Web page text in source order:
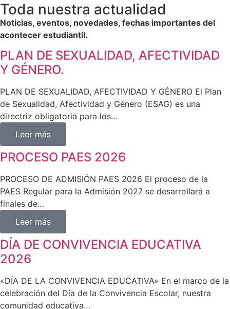
Toda nuestra actualidad
Noticias, eventos, novedades, fechas importantes del
acontecer estudiantil.
PLAN DE SEXUALIDAD, AFECTIVIDAD
Y GÉNERO.
PLAN DE SEXUALIDAD, AFECTIVIDAD Y GÉNERO El Plan
de Sexualidad, Afectividad y Género (ESAG) es una
directriz obligatoria para los…
Leer más
PROCESO PAES 2026
PROCESO DE ADMISIÓN PAES 2026 El proceso de la
PAES Regular para la Admisión 2027 se desarrollará a
finales de…
Leer más
DÍA DE CONVIVENCIA EDUCATIVA
2026
«DÍA DE LA CONVIVENCIA EDUCATIVA» En el marco de la
celebración del Día de la Convivencia Escolar, nuestra
comunidad educativa…